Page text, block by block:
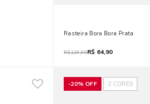
Rasteira Bora Bora Prata
R$129,90R$ 64,90
-20% OFF 2 CORES